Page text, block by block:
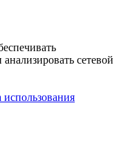
сетевой